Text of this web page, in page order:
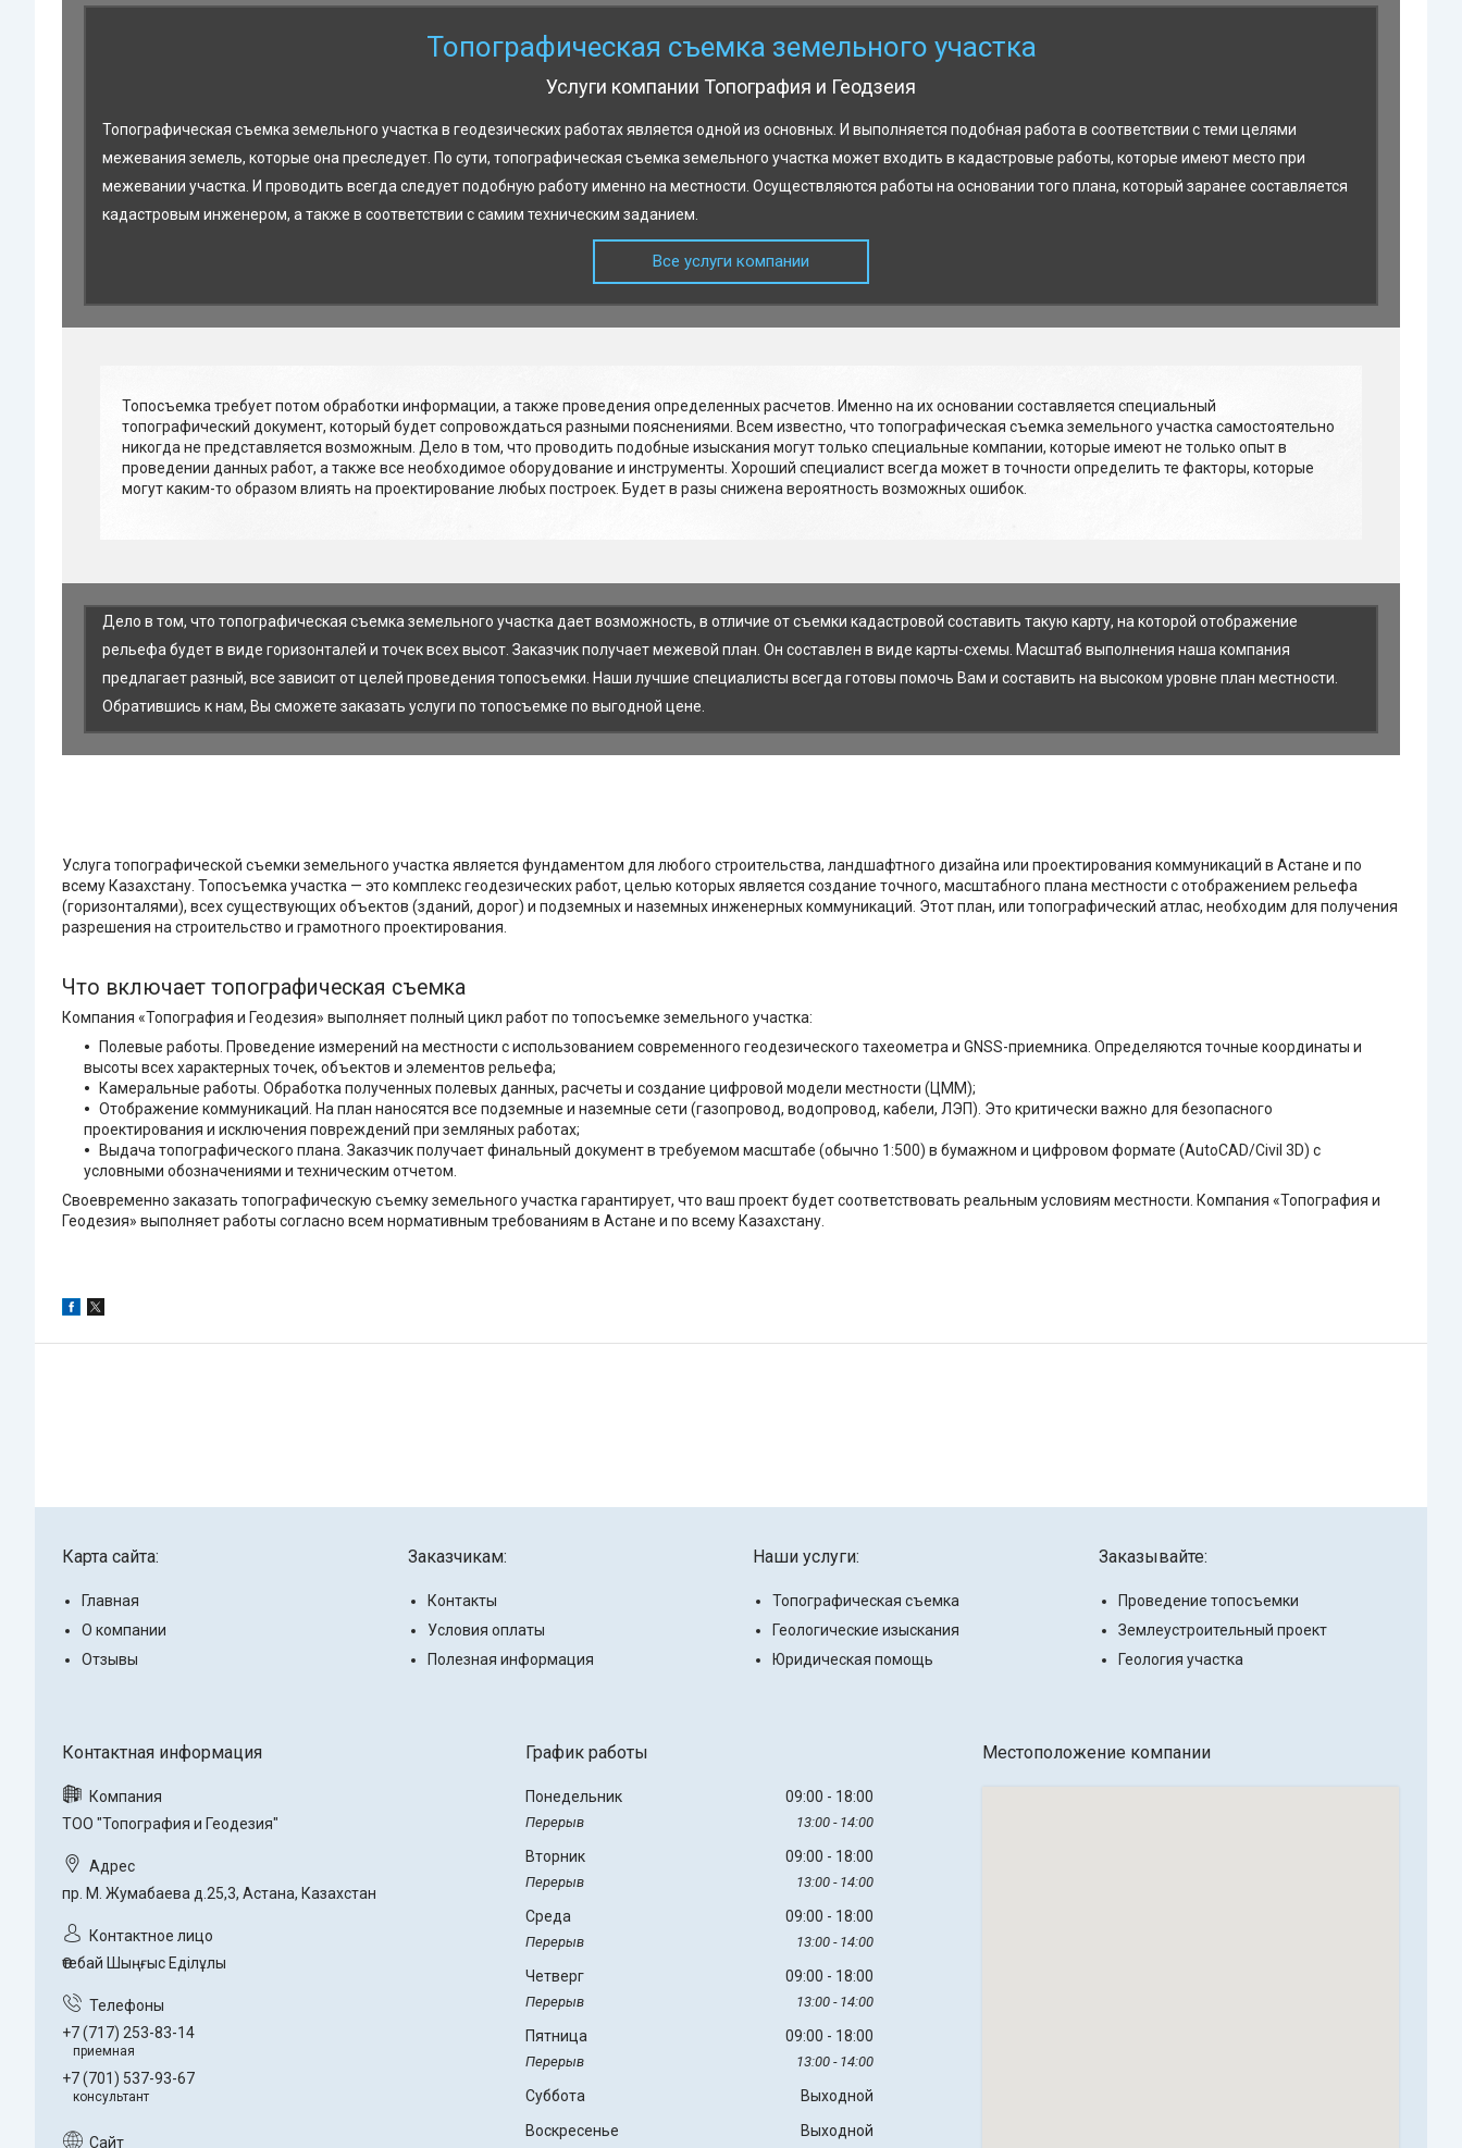
Топографическая съемка земельного участка
Услуги компании Топография и Геодзеия
Топографическая съемка земельного участка в геодезических работах является одной из основных. И выполняется подобная работа в соответствии с теми целями
межевания земель, которые она преследует. По сути, топографическая съемка земельного участка может входить в кадастровые работы, которые имеют место при
межевании участка. И проводить всегда следует подобную работу именно на местности. Осуществляются работы на основании того плана, который заранее составляется
кадастровым инженером, а также в соответствии с самим техническим заданием.
Все услуги компании
Топосъемка требует потом обработки информации, а также проведения определенных расчетов. Именно на их основании составляется специальный
топографический документ, который будет сопровождаться разными пояснениями. Всем известно, что топографическая съемка земельного участка самостоятельно
никогда не представляется возможным. Дело в том, что проводить подобные изыскания могут только специальные компании, которые имеют не только опыт в
проведении данных работ, а также все необходимое оборудование и инструменты. Хороший специалист всегда может в точности определить те факторы, которые
могут каким-то образом влиять на проектирование любых построек. Будет в разы снижена вероятность возможных ошибок.
Дело в том, что топографическая съемка земельного участка дает возможность, в отличие от съемки кадастровой составить такую карту, на которой отображение
рельефа будет в виде горизонталей и точек всех высот. Заказчик получает межевой план. Он составлен в виде карты-схемы. Масштаб выполнения наша компания
предлагает разный, все зависит от целей проведения топосъемки. Наши лучшие специалисты всегда готовы помочь Вам и составить на высоком уровне план местности.
Обратившись к нам, Вы сможете заказать услуги по топосъемке по выгодной цене.
Услуга топографической съемки земельного участка является фундаментом для любого строительства, ландшафтного дизайна или проектирования коммуникаций в Астане и по
всему Казахстану. Топосъемка участка — это комплекс геодезических работ, целью которых является создание точного, масштабного плана местности с отображением рельефа
(горизонталями), всех существующих объектов (зданий, дорог) и подземных и наземных инженерных коммуникаций. Этот план, или топографический атлас, необходим для получения
разрешения на строительство и грамотного проектирования.
Что включает топографическая съемка
Компания «Топография и Геодезия» выполняет полный цикл работ по топосъемке земельного участка:
Полевые работы. Проведение измерений на местности с использованием современного геодезического тахеометра и GNSS-приемника. Определяются точные координаты и
высоты всех характерных точек, объектов и элементов рельефа;
Камеральные работы. Обработка полученных полевых данных, расчеты и создание цифровой модели местности (ЦММ);
Отображение коммуникаций. На план наносятся все подземные и наземные сети (газопровод, водопровод, кабели, ЛЭП). Это критически важно для безопасного
проектирования и исключения повреждений при земляных работах;
Выдача топографического плана. Заказчик получает финальный документ в требуемом масштабе (обычно 1:500) в бумажном и цифровом формате (AutoCAD/Civil 3D) с
условными обозначениями и техническим отчетом.
Своевременно заказать топографическую съемку земельного участка гарантирует, что ваш проект будет соответствовать реальным условиям местности. Компания «Топография и
Геодезия» выполняет работы согласно всем нормативным требованиям в Астане и по всему Казахстану.
Карта сайта:
Главная
О компании
Отзывы
Заказчикам:
Контакты
Условия оплаты
Полезная информация
Наши услуги:
Топографическая съемка
Геологические изыскания
Юридическая помощь
Заказывайте:
Проведение топосъемки
Землеустроительный проект
Геология участка
ТОО "Топография и Геодезия"
пр. М. Жумабаева д.25,3, Астана, Казахстан
Өтебай Шыңғыс Еділұлы
+7 (717) 253-83-14
приемная
+7 (701) 537-93-67
консультант
График работы
Понедельник 09:00 18:00
13:00 14:00
Вторник 09:00 18:00
13:00 14:00
Среда 09:00 18:00
13:00 14:00
Четверг 09:00 18:00
13:00 14:00
Пятница 09:00 18:00
13:00 14:00
Суббота
Выходной
Воскресенье
Выходной
Местоположение компании